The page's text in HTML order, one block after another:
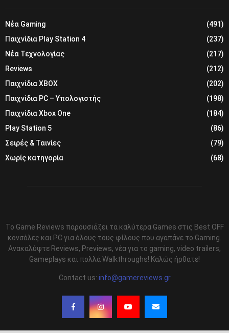
Νέα Gaming
(491)
Παιχνίδια Play Station 4
(237)
Νέα Τεχνολογίας
(217)
Reviews
(212)
Παιχνίδια XBOX
(202)
Παιχνίδια PC – Υπολογιστής
(198)
Παιχνίδια Xbox One
(184)
Play Station 5
(86)
Σειρές & Ταινίες
(79)
Χωρίς κατηγορία
(68)
Το Game Reviews παρουσιάζει τα καλύτερα Games στις Best OFF
κονσόλες και PC για όλους τους φίλους που αγαπάνε το Gaming.
Ανακαλύψτε Reviews, Previews, νέα για το gaming, video trailers,
Gameplays και πολλά Walkthroughs! Καλώς ήρθατε!
Contact us: info@gamereviews.gr